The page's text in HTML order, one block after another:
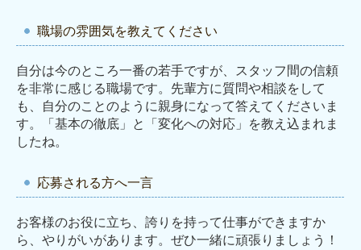
職場の雰囲気を教えてください
自分は今のところ一番の若手ですが、スタッフ間の信頼
を非常に感じる職場です。先輩方に質問や相談をして
も、自分のことのように親身になって答えてくださいま
す。「基本の徹底」と「変化への対応」を教え込まれま
したね。
応募される方へ一言
お客様のお役に立ち、誇りを持って仕事ができますか
ら、やりがいがあります。ぜひ一緒に頑張りましょう！